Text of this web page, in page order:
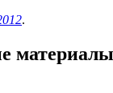
.
материалы